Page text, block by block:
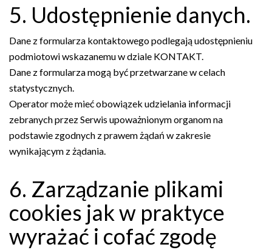
5. Udostępnienie danych.
Dane z formularza kontaktowego podlegają udostępnieniu
podmiotowi wskazanemu w dziale KONTAKT.
Dane z formularza mogą być przetwarzane w celach
statystycznych.
Operator może mieć obowiązek udzielania informacji
zebranych przez Serwis upoważnionym organom na
podstawie zgodnych z prawem żądań w zakresie
wynikającym z żądania.
6. Zarządzanie plikami
cookies jak w praktyce
wyrażać i cofać zgodę